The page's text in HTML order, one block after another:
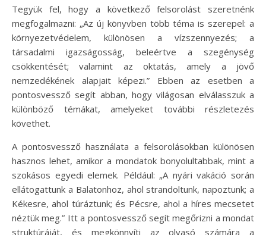
Tegyük fel, hogy a következő felsorolást szeretnénk
megfogalmazni: „Az új könyvben több téma is szerepel: a
környezetvédelem, különösen a vízszennyezés; a
társadalmi igazságosság, beleértve a szegénység
csökkentését; valamint az oktatás, amely a jövő
nemzedékének alapjait képezi.” Ebben az esetben a
pontosvessző segít abban, hogy világosan elválasszuk a
különböző témákat, amelyeket további részletezés
követhet.
A pontosvessző használata a felsorolásokban különösen
hasznos lehet, amikor a mondatok bonyolultabbak, mint a
szokásos egyedi elemek. Például: „A nyári vakáció során
ellátogattunk a Balatonhoz, ahol strandoltunk, napoztunk; a
Kékesre, ahol túráztunk; és Pécsre, ahol a híres mecsetet
néztük meg.” Itt a pontosvessző segít megőrizni a mondat
struktúráját, és megkönnyíti az olvasó számára a